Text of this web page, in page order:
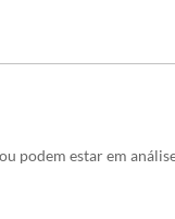
podem estar em